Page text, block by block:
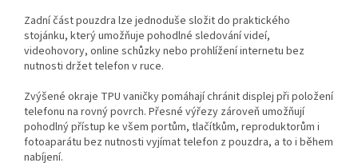
Zadní část pouzdra lze jednoduše složit do praktického
stojánku, který umožňuje pohodlné sledování videí,
videohovory, online schůzky nebo prohlížení internetu bez
nutnosti držet telefon v ruce.
Zvýšené okraje TPU vaničky pomáhají chránit displej při položení
telefonu na rovný povrch. Přesné výřezy zároveň umožňují
pohodlný přístup ke všem portům, tlačítkům, reproduktorům i
fotoaparátu bez nutnosti vyjímat telefon z pouzdra, a to i během
nabíjení.